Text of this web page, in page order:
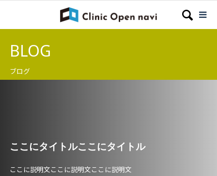
BLOG
ブログ
ここにタイトルここにタイトル
ここに説明文ここに説明文ここに説明文